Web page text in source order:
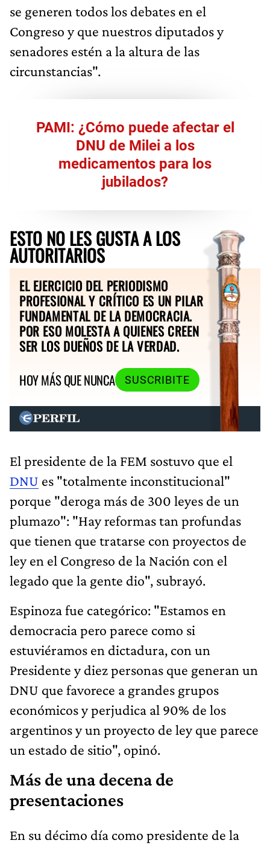
se generen todos los debates en el
Congreso y que nuestros diputados y
senadores estén a la altura de las
circunstancias".
PAMI: ¿Cómo puede afectar el
DNU de Milei a los
medicamentos para los
jubilados?
ESTO NO LES GUSTA A LOS
AUTORITARIOS
EL EJERCICIO DEL PERIODISMO
PROFESIONAL Y CRÍTICO ES UN PILAR
FUNDAMENTAL DE LA DEMOCRACIA.
POR ESO MOLESTA A QUIENES CREEN
SER LOS DUEÑOS DE LA VERDAD.
HOY MÁS QUE NUNCA
SUSCRIBITE
El presidente de la FEM sostuvo que el
DNU es "totalmente inconstitucional"
porque "deroga más de 300 leyes de un
plumazo": "Hay reformas tan profundas
que tienen que tratarse con proyectos de
ley en el Congreso de la Nación con el
legado que la gente dio", subrayó.
Espinoza fue categórico: "Estamos en
democracia pero parece como si
estuviéramos en dictadura, con un
Presidente y diez personas que generan un
DNU que favorece a grandes grupos
económicos y perjudica al 90% de los
argentinos y un proyecto de ley que parece
un estado de sitio", opinó.
Más de una decena de
presentaciones
En su décimo día como presidente de la